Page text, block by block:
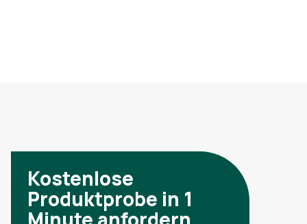
Kostenlose
Produktprobe in 1